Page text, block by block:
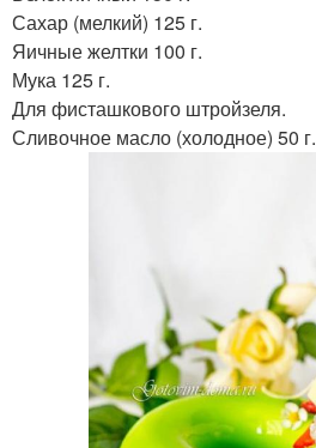
Сахар (мелкий) 125 г.
Яичные желтки 100 г.
Мука 125 г.
Для фисташкового штройзеля.
Сливочное масло (холодное) 50 г.